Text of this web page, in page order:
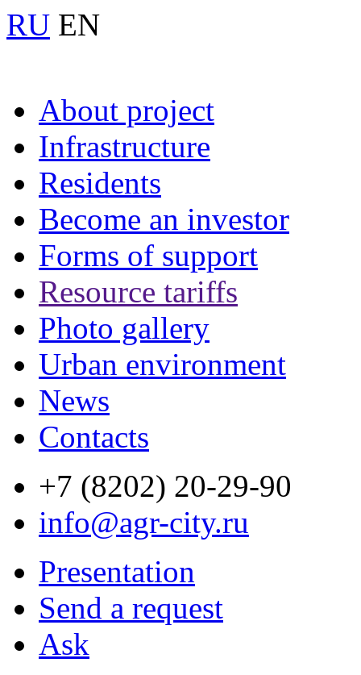
RU EN
About project
Infrastructure
Residents
Become an investor
Forms of support
Resource tariffs
Photo gallery
Urban environment
News
Contacts
+7 (8202) 20-29-90
info@agr-city.ru
Presentation
Send a request
Ask